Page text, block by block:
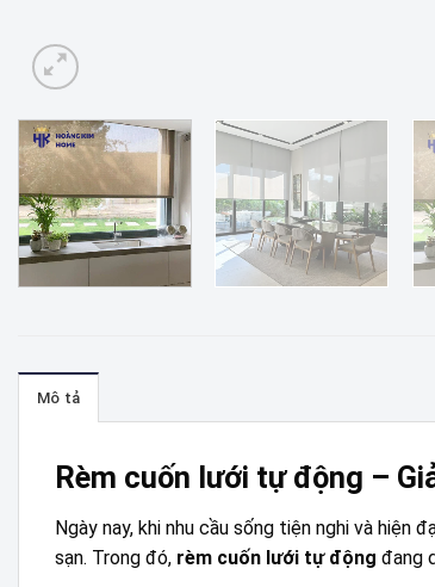
Mô tả
Rèm cuốn lưới tự động –
Ngày nay, khi nhu cầu sống tiện nghi và hiện
sạn. Trong đó, rèm cuốn lưới tự động đang